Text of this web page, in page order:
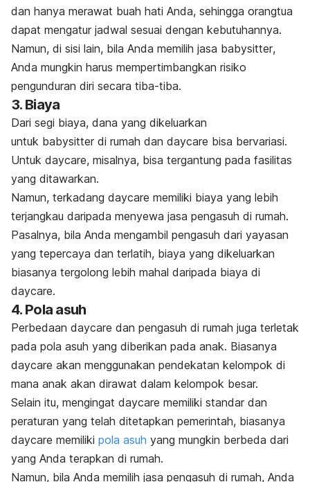
dan hanya merawat buah hati Anda, sehingga orangtua
dapat mengatur jadwal sesuai dengan kebutuhannya.
Namun, di sisi lain, bila Anda memilih jasa babysitter,
Anda mungkin harus mempertimbangkan risiko
pengunduran diri secara tiba-tiba.
3. Biaya
Dari segi biaya, dana yang dikeluarkan
untuk babysitter di rumah dan daycare bisa bervariasi.
Untuk daycare, misalnya, bisa tergantung pada fasilitas
yang ditawarkan.
Namun, terkadang daycare memiliki biaya yang lebih
terjangkau daripada menyewa jasa pengasuh di rumah.
Pasalnya, bila Anda mengambil pengasuh dari yayasan
yang tepercaya dan terlatih, biaya yang dikeluarkan
biasanya tergolong lebih mahal daripada biaya di
daycare.
4. Pola asuh
Perbedaan daycare dan pengasuh di rumah juga terletak
pada pola asuh yang diberikan pada anak. Biasanya
daycare akan menggunakan pendekatan kelompok di
mana anak akan dirawat dalam kelompok besar.
Selain itu, mengingat daycare memiliki standar dan
peraturan yang telah ditetapkan pemerintah, biasanya
daycare memiliki pola asuh yang mungkin berbeda dari
yang Anda terapkan di rumah.
Namun, bila Anda memilih jasa pengasuh di rumah, Anda